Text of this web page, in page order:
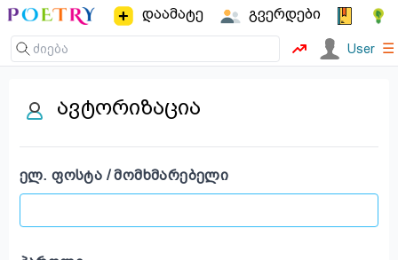
დაამატე გვერდები
User ☰
ავტორიზაცია
ᲔᲚ. ᲤᲝᲡᲢᲐ / ᲛᲝᲛᲮᲛᲐᲠᲔᲑᲔᲚᲘ